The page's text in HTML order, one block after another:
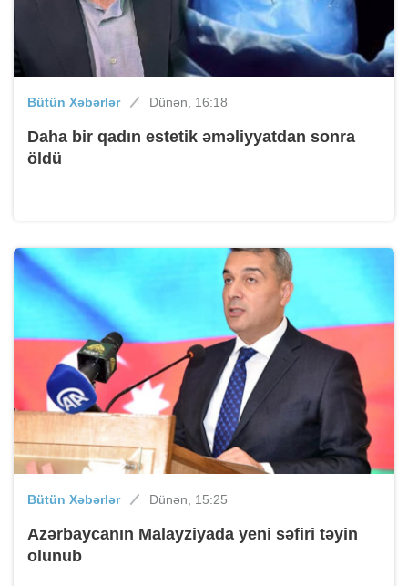
Bütün Xəbərlər Dünən, 16:18
Daha bir qadın estetik əməliyyatdan sonra
öldü
Bütün Xəbərlər Dünən, 15:25
Azərbaycanın Malayziyada yeni səfiri təyin
olunub